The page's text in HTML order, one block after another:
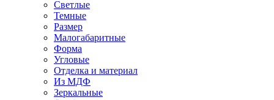
Светлые
Темные
Размер
Малогабаритные
Форма
Угловые
Отделка и материал
Из МДФ
Зеркальные